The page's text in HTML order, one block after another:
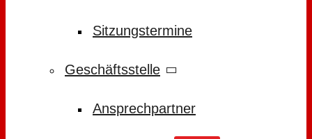
Sitzungstermine
Geschäftsstelle
Ansprechpartner